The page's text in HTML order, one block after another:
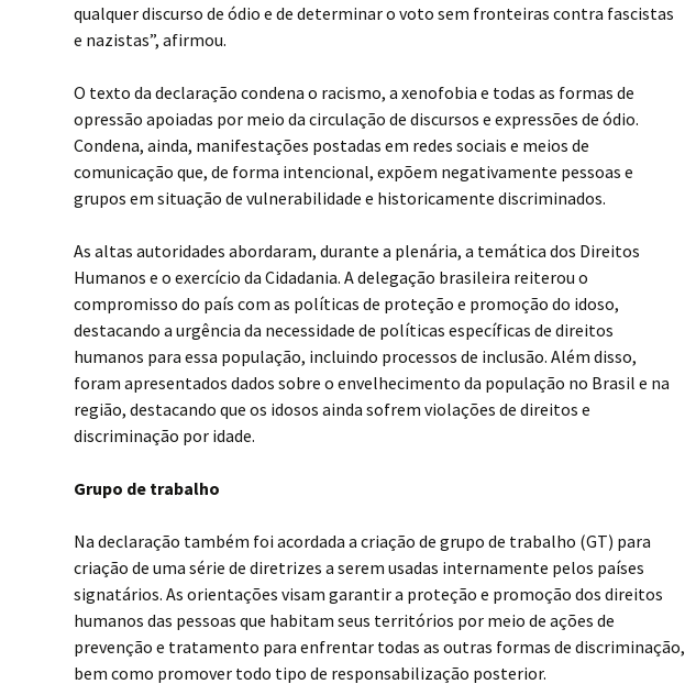
qualquer discurso de ódio e de determinar o voto sem fronteiras contra fascistas
e nazistas”, afirmou.
O texto da declaração condena o racismo, a xenofobia e todas as formas de
opressão apoiadas por meio da circulação de discursos e expressões de ódio.
Condena, ainda, manifestações postadas em redes sociais e meios de
comunicação que, de forma intencional, expõem negativamente pessoas e
grupos em situação de vulnerabilidade e historicamente discriminados.
As altas autoridades abordaram, durante a plenária, a temática dos Direitos
Humanos e o exercício da Cidadania. A delegação brasileira reiterou o
compromisso do país com as políticas de proteção e promoção do idoso,
destacando a urgência da necessidade de políticas específicas de direitos
humanos para essa população, incluindo processos de inclusão. Além disso,
foram apresentados dados sobre o envelhecimento da população no Brasil e na
região, destacando que os idosos ainda sofrem violações de direitos e
discriminação por idade.
Grupo de trabalho
Na declaração também foi acordada a criação de grupo de trabalho (GT) para
criação de uma série de diretrizes a serem usadas internamente pelos países
signatários. As orientações visam garantir a proteção e promoção dos direitos
humanos das pessoas que habitam seus territórios por meio de ações de
prevenção e tratamento para enfrentar todas as outras formas de discriminação,
bem como promover todo tipo de responsabilização posterior.